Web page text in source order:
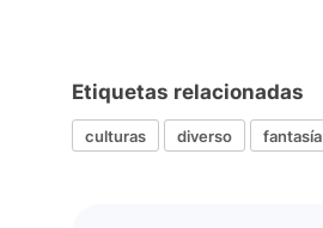
Etiquetas relacionadas
culturas diverso fantasía